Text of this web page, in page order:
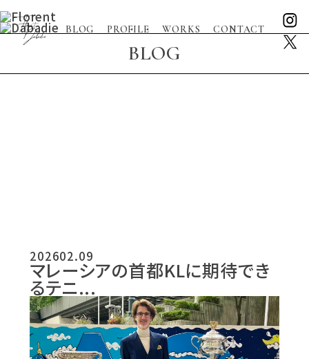
BLOG PROFILE WORKS CONTACT
BLOG
202602.09
マレーシアの首都KLに期待でき
るテニ...